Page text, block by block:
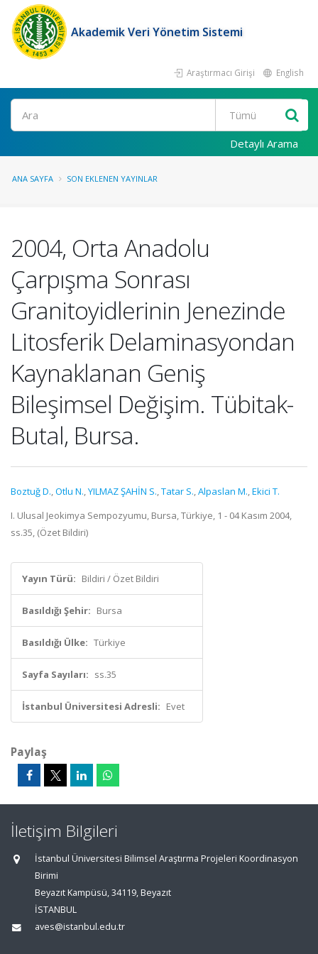
Akademik Veri Yönetim Sistemi
Araştırmacı Girişi English
Ara
Detaylı Arama
ANA SAYFA SON EKLENEN YAYINLAR
2004, Orta Anadolu
Çarpışma Sonrası
Granitoyidlerinin Jenezinde
Litosferik Delaminasyondan
Kaynaklanan Geniş
Bileşimsel Değişim. Tübitak-
Butal, Bursa.
Boztuğ D.,Otlu N.,YILMAZ ŞAHİN S.,Tatar S.,Alpaslan M.,Ekici T.
I. Ulusal Jeokimya Sempozyumu, Bursa, Türkiye, 1 - 04 Kasım 2004,
ss.35, (Özet Bildiri)
Yayın Türü: Bildiri / Özet Bildiri
Basıldığı Şehir: Bursa
Basıldığı Ülke: Türkiye
Sayfa Sayıları: ss.35
İstanbul Üniversitesi Adresli: Evet
Paylaş
İletişim Bilgileri
İstanbul Üniversitesi Bilimsel Araştırma Projeleri Koordinasyon
Birimi
Beyazıt Kampüsü, 34119, Beyazıt
İSTANBUL
aves@istanbul.edu.tr